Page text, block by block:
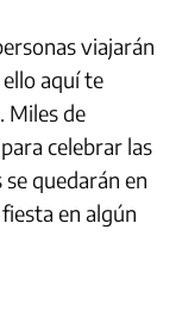
viajarán
aquí te
Miles de
celebrar las
quedarán en
en algún